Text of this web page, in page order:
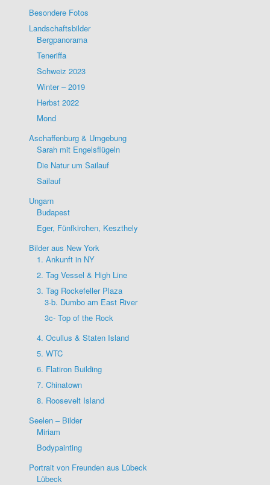
Besondere Fotos
Landschaftsbilder
Bergpanorama
Teneriffa
Schweiz 2023
Winter – 2019
Herbst 2022
Mond
Aschaffenburg & Umgebung
Sarah mit Engelsflügeln
Die Natur um Sailauf
Sailauf
Ungarn
Budapest
Eger, Fünfkirchen, Keszthely
Bilder aus New York
1. Ankunft in NY
2. Tag Vessel & High Line
3. Tag Rockefeller Plaza
3-b. Dumbo am East River
3c- Top of the Rock
4. Ocullus & Staten Island
5. WTC
6. Flatiron Building
7. Chinatown
8. Roosevelt Island
Seelen – Bilder
Miriam
Bodypainting
Portrait von Freunden aus Lübeck
Lübeck